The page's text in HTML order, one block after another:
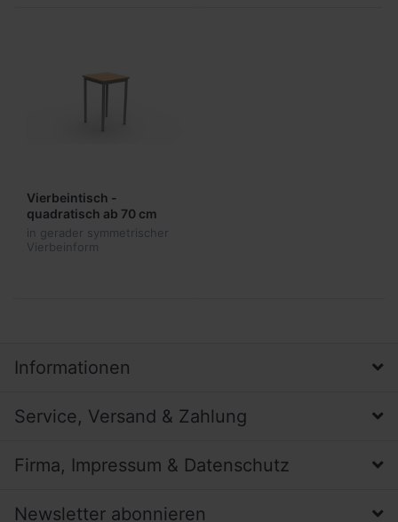
Vierbeintisch -
quadratisch ab 70 cm
Plattenbreite
in gerader symmetrischer
Vierbeinform
Informationen
Service, Versand & Zahlung
Firma, Impressum & Datenschutz
Newsletter abonnieren